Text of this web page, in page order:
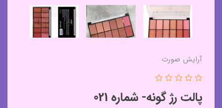
آرایش صورت
پالت رژ گونه- شماره 021